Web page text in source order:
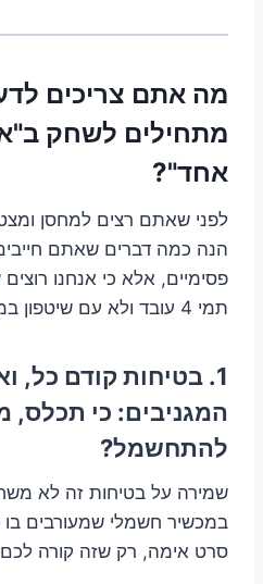
מה אתם צריכים
מתחילים לשחק
אחד"?
לפני שאתם רצים למחסן
הנה כמה דברים שאתם
פסימיים, אלא כי אנחנו
תמי 4 עובד ולא עם שיטפון במטבח.
1. בטיחות קודם כל,
המגניבים: כי תכלס,
להתחשמל?
שמירה על בטיחות זה לא
במכשיר חשמלי שמעורבים
סרט אימה, רק שזה קורה